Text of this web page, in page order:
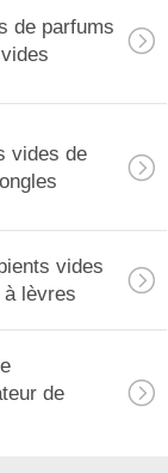
de parfums
vides de
vides
à lèvres
de